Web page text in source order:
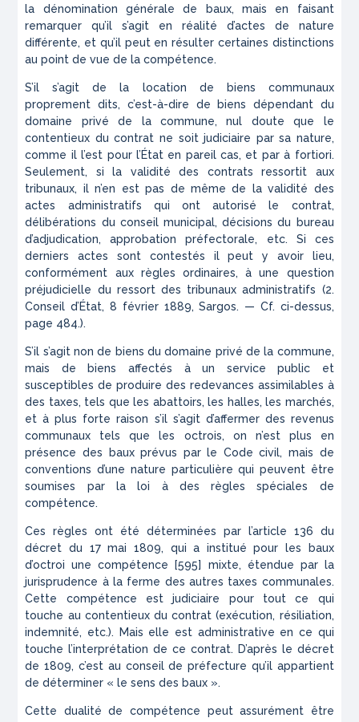
la dénomination générale de baux, mais en faisant
remarquer qu’il s’agit en réalité d’actes de nature
différente, et qu’il peut en résulter certaines distinctions
au point de vue de la compétence.
S’il s’agit de la location de biens communaux
proprement dits, c’est-à-dire de biens dépendant du
domaine privé de la commune, nul doute que le
contentieux du contrat ne soit judiciaire par sa nature,
comme il l’est pour l’État en pareil cas, et par à fortiori.
Seulement, si la validité des contrats ressortit aux
tribunaux, il n’en est pas de même de la validité des
actes administratifs qui ont autorisé le contrat,
délibérations du conseil municipal, décisions du bureau
d’adjudication, approbation préfectorale, etc. Si ces
derniers actes sont contestés il peut y avoir lieu,
conformément aux règles ordinaires, à une question
préjudicielle du ressort des tribunaux administratifs (2.
Conseil d’État, 8 février 1889, Sargos. — Cf. ci-dessus,
page 484.).
S’il s’agit non de biens du domaine privé de la commune,
mais de biens affectés à un service public et
susceptibles de produire des redevances assimilables à
des taxes, tels que les abattoirs, les halles, les marchés,
et à plus forte raison s’il s’agit d’affermer des revenus
communaux tels que les octrois, on n’est plus en
présence des baux prévus par le Code civil, mais de
conventions d’une nature particulière qui peuvent être
soumises par la loi à des règles spéciales de
compétence.
Ces règles ont été déterminées par l’article 136 du
décret du 17 mai 1809, qui a institué pour les baux
d’octroi une compétence [595] mixte, étendue par la
jurisprudence à la ferme des autres taxes communales.
Cette compétence est judiciaire pour tout ce qui
touche au contentieux du contrat (exécution, résiliation,
indemnité, etc.). Mais elle est administrative en ce qui
touche l’interprétation de ce contrat. D’après le décret
de 1809, c’est au conseil de préfecture qu’il appartient
de déterminer « le sens des baux ».
Cette dualité de compétence peut assurément être